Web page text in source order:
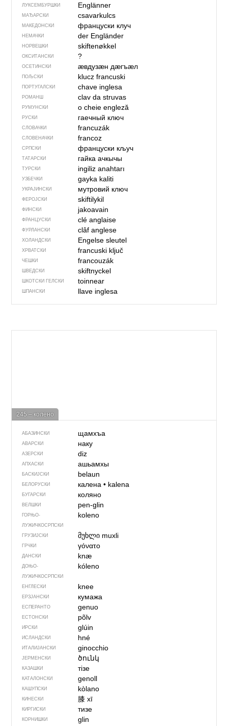
ЛУКСЕМБУРШКИ Englänner
МАЂАРСКИ csavarkulcs
МАКЕДОНСКИ француски клуч
НЕМАЧКИ der Engländer
НОРВЕШКИ skiftenøkkel
ОКСИТАНСКИ ?
ОСЕТИНСКИ ӕвдузӕн дӕгъӕл
ПОЉСКИ klucz francuski
ПОРТУГАЛСКИ chave inglesa
РОМАНШ clav da struvas
РУМУНСКИ o cheie engleză
РУСКИ гаечный ключ
СЛОВАЧКИ francuzák
СЛОВЕНАЧКИ francoz
СРПСКИ француски кључ
ТАТАРСКИ гайка ачкычы
ТУРСКИ ingiliz anahtarı
УЗБЕЧКИ gayka kaliti
УКРАЈИНСКИ мутровий ключ
ФЕРОЈСКИ skiftilykil
ФИНСКИ jakoavain
ФРАНЦУСКИ clé anglaise
ФУРЛАНСКИ clâf anglese
ХОЛАНДСКИ Engelse sleutel
ХРВАТСКИ francuski ključ
ЧЕШКИ francouzák
ШВЕДСКИ skiftnyckel
ШКОТСКИ ГЕЛСКИ toinnear
ШПАНСКИ llave inglesa
245 – колено
АБАЗИНСКИ щамхъа
АВАРСКИ наку
АЗЕРСКИ diz
АПХАСКИ ашьамхы
БАСКИЈСКИ belaun
БЕЛОРУСКИ калена• kalena
БУГАРСКИ коляно
ВЕЛШКИ pen-glin
ГОРЊО­
ЛУЖИЧКОСРПСКИ
koleno
ГРУЗИЈСКИ მუხლი muxli
ГРЧКИ γόνατο
ДАНСКИ knæ
ДОЊО­
ЛУЖИЧКОСРПСКИ
kóleno
ЕНГЛЕСКИ knee
ЕРЗЈАНСКИ кумажа
ЕСПЕРАНТО genuo
ЕСТОНСКИ põlv
ИРСКИ glúin
ИСЛАНДСКИ hné
ИТАЛИЈАНСКИ ginocchio
ЈЕРМЕНСКИ ծունկ
КАЗАШКИ тізе
КАТАЛОНСКИ genoll
КАШУПСКИ kòlano
КИНЕСКИ 膝xī
КИРГИСКИ тизе
КОРНИШКИ
glin